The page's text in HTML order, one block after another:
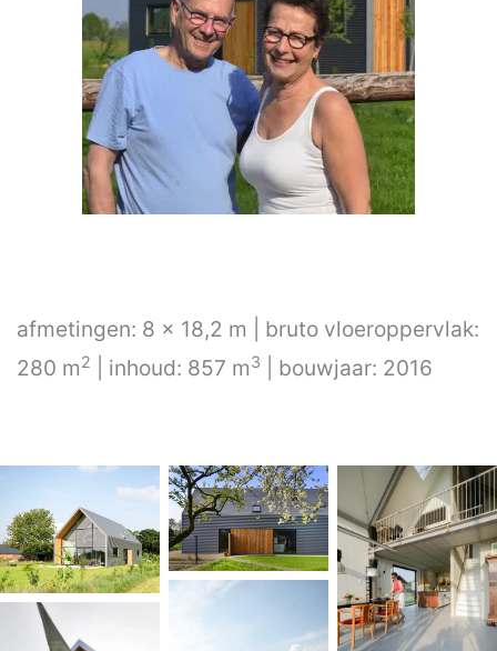
afmetingen: 8 x 18,2 m | bruto vloeroppervlak:
280 m2 | inhoud: 857 m3 | bouwjaar: 2016